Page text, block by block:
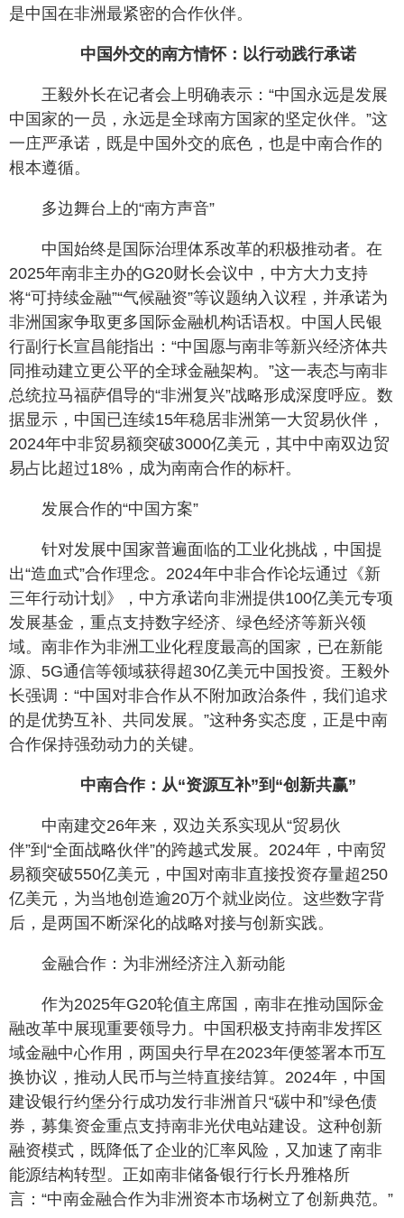
是中国在非洲最紧密的合作伙伴。
中国外交的南方情怀：以行动践行承诺
王毅外长在记者会上明确表示：“中国永远是发展
中国家的一员，永远是全球南方国家的坚定伙伴。”这
一庄严承诺，既是中国外交的底色，也是中南合作的
根本遵循。
多边舞台上的“南方声音”
中国始终是国际治理体系改革的积极推动者。在
2025年南非主办的G20财长会议中，中方大力支持
将“可持续金融”“气候融资”等议题纳入议程，并承诺为
非洲国家争取更多国际金融机构话语权。中国人民银
行副行长宣昌能指出：“中国愿与南非等新兴经济体共
同推动建立更公平的全球金融架构。”这一表态与南非
总统拉马福萨倡导的“非洲复兴”战略形成深度呼应。数
据显示，中国已连续15年稳居非洲第一大贸易伙伴，
2024年中非贸易额突破3000亿美元，其中中南双边贸
易占比超过18%，成为南南合作的标杆。
发展合作的“中国方案”
针对发展中国家普遍面临的工业化挑战，中国提
出“造血式”合作理念。2024年中非合作论坛通过《新
三年行动计划》，中方承诺向非洲提供100亿美元专项
发展基金，重点支持数字经济、绿色经济等新兴领
域。南非作为非洲工业化程度最高的国家，已在新能
源、5G通信等领域获得超30亿美元中国投资。王毅外
长强调：“中国对非合作从不附加政治条件，我们追求
的是优势互补、共同发展。”这种务实态度，正是中南
合作保持强劲动力的关键。
中南合作：从“资源互补”到“创新共赢”
中南建交26年来，双边关系实现从“贸易伙
伴”到“全面战略伙伴”的跨越式发展。2024年，中南贸
易额突破550亿美元，中国对南非直接投资存量超250
亿美元，为当地创造逾20万个就业岗位。这些数字背
后，是两国不断深化的战略对接与创新实践。
金融合作：为非洲经济注入新动能
作为2025年G20轮值主席国，南非在推动国际金
融改革中展现重要领导力。中国积极支持南非发挥区
域金融中心作用，两国央行早在2023年便签署本币互
换协议，推动人民币与兰特直接结算。2024年，中国
建设银行约堡分行成功发行非洲首只“碳中和”绿色债
券，募集资金重点支持南非光伏电站建设。这种创新
融资模式，既降低了企业的汇率风险，又加速了南非
能源结构转型。正如南非储备银行行长丹雅格所
言：“中南金融合作为非洲资本市场树立了创新典范。”